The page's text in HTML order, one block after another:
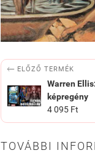
 ELŐZŐ TERMÉK
Warren
képregény
4 095 Ft
TOVÁBBI